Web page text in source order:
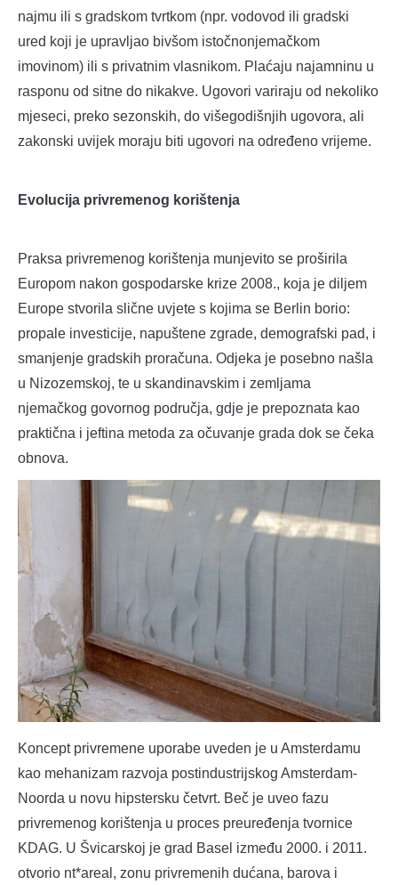
najmu ili s gradskom tvrtkom (npr. vodovod ili gradski
ured koji je upravljao bivšom istočnonjemačkom
imovinom) ili s privatnim vlasnikom. Plaćaju najamninu u
rasponu od sitne do nikakve. Ugovori variraju od nekoliko
mjeseci, preko sezonskih, do višegodišnjih ugovora, ali
zakonski uvijek moraju biti ugovori na određeno vrijeme.
Evolucija privremenog korištenja
Praksa privremenog korištenja munjevito se proširila
Europom nakon gospodarske krize 2008., koja je diljem
Europe stvorila slične uvjete s kojima se Berlin borio:
propale investicije, napuštene zgrade, demografski pad, i
smanjenje gradskih proračuna. Odjeka je posebno našla
u Nizozemskoj, te u skandinavskim i zemljama
njemačkog govornog područja, gdje je prepoznata kao
praktična i jeftina metoda za očuvanje grada dok se čeka
obnova.
Koncept privremene uporabe uveden je u Amsterdamu
kao mehanizam razvoja postindustrijskog Amsterdam-
Noorda u novu hipstersku četvrt. Beč je uveo fazu
privremenog korištenja u proces preuređenja tvornice
KDAG. U Švicarskoj je grad Basel između 2000. i 2011.
otvorio nt*areal, zonu privremenih dućana, barova i